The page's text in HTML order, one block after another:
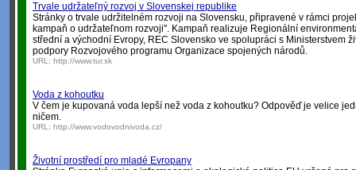
Trvale udržateľný rozvoj v Slovenskej republike
Stránky o trvale udržitelném rozvoji na Slovensku, připravené v rámci
kampaň o udržateľnom rozvoji". Kampaň realizuje Regionální
střední a východní Evropy, REC Slovensko ve spolupráci s Ministerstvem
podpory Rozvojového programu Organizace spojených národů.
URL: http://www.tur.sk
Voda z kohoutku
V čem je kupovaná voda lepší než voda z kohoutku? Odpověď je velice
ničem.
URL: http://www.vodovodnivoda.cz/
Životní prostředí pro mladé Evropany